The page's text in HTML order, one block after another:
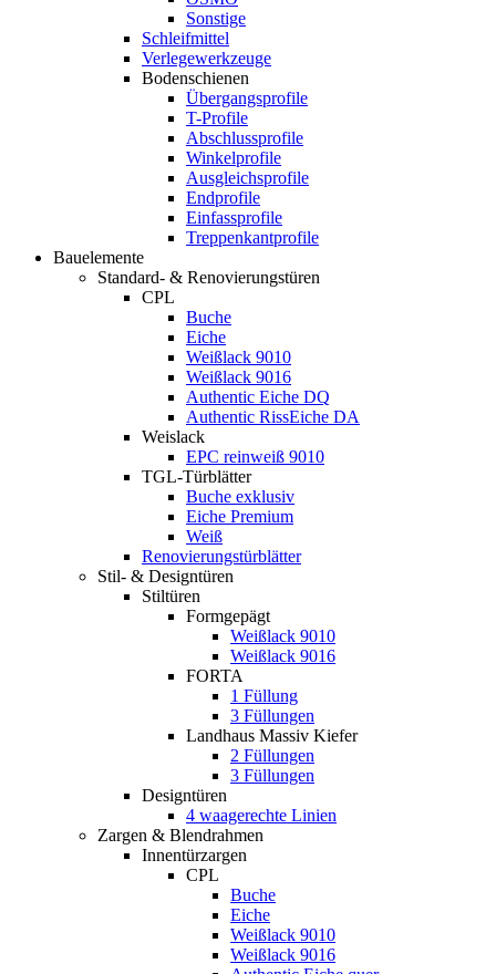
Sonstige
Schleifmittel
Verlegewerkzeuge
Bodenschienen
Übergangsprofile
T-Profile
Abschlussprofile
Winkelprofile
Ausgleichsprofile
Endprofile
Einfassprofile
Treppenkantprofile
Bauelemente
Standard- & Renovierungstüren
CPL
Buche
Eiche
Weißlack 9010
Weißlack 9016
Authentic Eiche DQ
Authentic RissEiche DA
Weislack
EPC reinweiß 9010
TGL-Türblätter
Buche exklusiv
Eiche Premium
Weiß
Renovierungstürblätter
Stil- & Designtüren
Stiltüren
Formgepägt
Weißlack 9010
Weißlack 9016
FORTA
1 Füllung
3 Füllungen
Landhaus Massiv Kiefer
2 Füllungen
3 Füllungen
Designtüren
4 waagerechte Linien
Zargen & Blendrahmen
Innentürzargen
CPL
Buche
Eiche
Weißlack 9010
Weißlack 9016